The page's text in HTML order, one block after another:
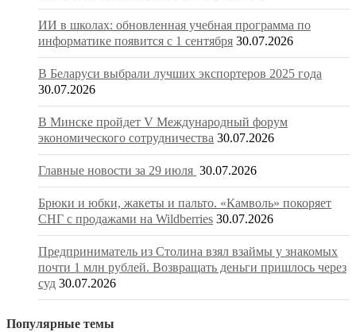
ИИ в школах: обновленная учебная программа по
информатике появится с 1 сентября 30.07.2026
В Беларуси выбрали лучших экспортеров 2025 года
30.07.2026
В Минске пройдет V Международный форум
экономического сотрудничества 30.07.2026
Главные новости за 29 июля 30.07.2026
Брюки и юбки, жакеты и пальто. «Камволь» покоряет
СНГ с продажами на Wildberries 30.07.2026
Предприниматель из Столина взял взаймы у знакомых
почти 1 млн рублей. Возвращать деньги пришлось через
суд 30.07.2026
Популярные темы